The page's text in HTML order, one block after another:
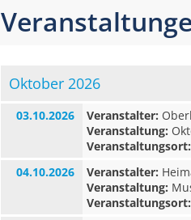
Oktober 2026
03.10.2026 Veranstalter:
Veranstaltung:
Veranstaltungsort:
04.10.2026
Veranstalter:
Veranstaltung:
Veranstaltungsort: